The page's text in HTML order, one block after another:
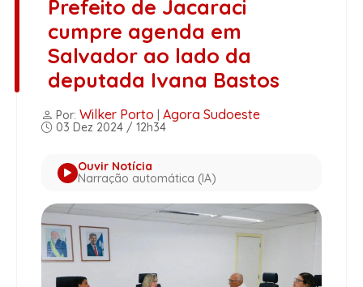
Prefeito de Jacaraci
cumpre agenda em
Salvador ao lado da
deputada Ivana Bastos
Por: Wilker Porto Agora Sudoeste
03 Dez 2024 / 12h34
Ouvir Notícia
Narração automática (IA)